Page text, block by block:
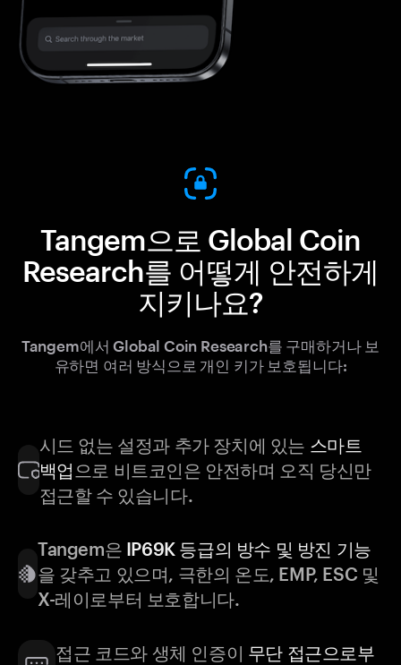
Tangem으로 Global Coin
Research를 어떻게 안전하게
지키나요?
Tangem에서 Global Coin Research를 구매하거나 보
유하면 여러 방식으로 개인 키가 보호됩니다:
시드 없는 설정과 추가 장치에 있는 스마트
백업 으로 비트코인은 안전하며 오직 당신만
접근할 수 있습니다.
Tangem은 IP69K 등급의 방수 및 방진 기능
을 갖추고 있으며, 극한의 온도, EMP, ESC 및
X-레이로부터 보호합니다.
접근 코드와 생체 인증이 무단 접근으로부